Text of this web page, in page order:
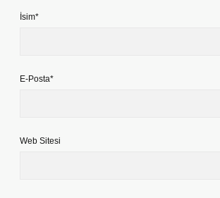
İsim*
E-Posta*
Web Sitesi